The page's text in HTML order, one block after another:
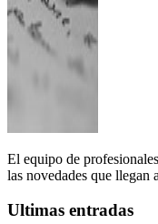
El equipo de
las novedades que llegan
Ultimas entradas